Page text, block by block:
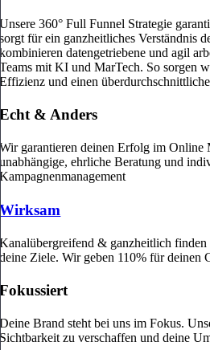
Unsere 360° Full Funnel Strategie
sorgt für ein ganzheitliches Verständnis
kombinieren datengetriebene und agil
Teams mit KI und MarTech. So sorgen
Effizienz und einen
Echt & Anders
Wir garantieren deinen Erfolg im Online
unabhängige, ehrliche Beratung und
Kampagnenmanagement
Wirksam
Kanalübergreifend & ganzheitlich
deine Ziele. Wir geben 110% für deinen
Fokussiert
Deine Brand steht bei uns im Fokus.
Sichtbarkeit zu verschaffen und deine